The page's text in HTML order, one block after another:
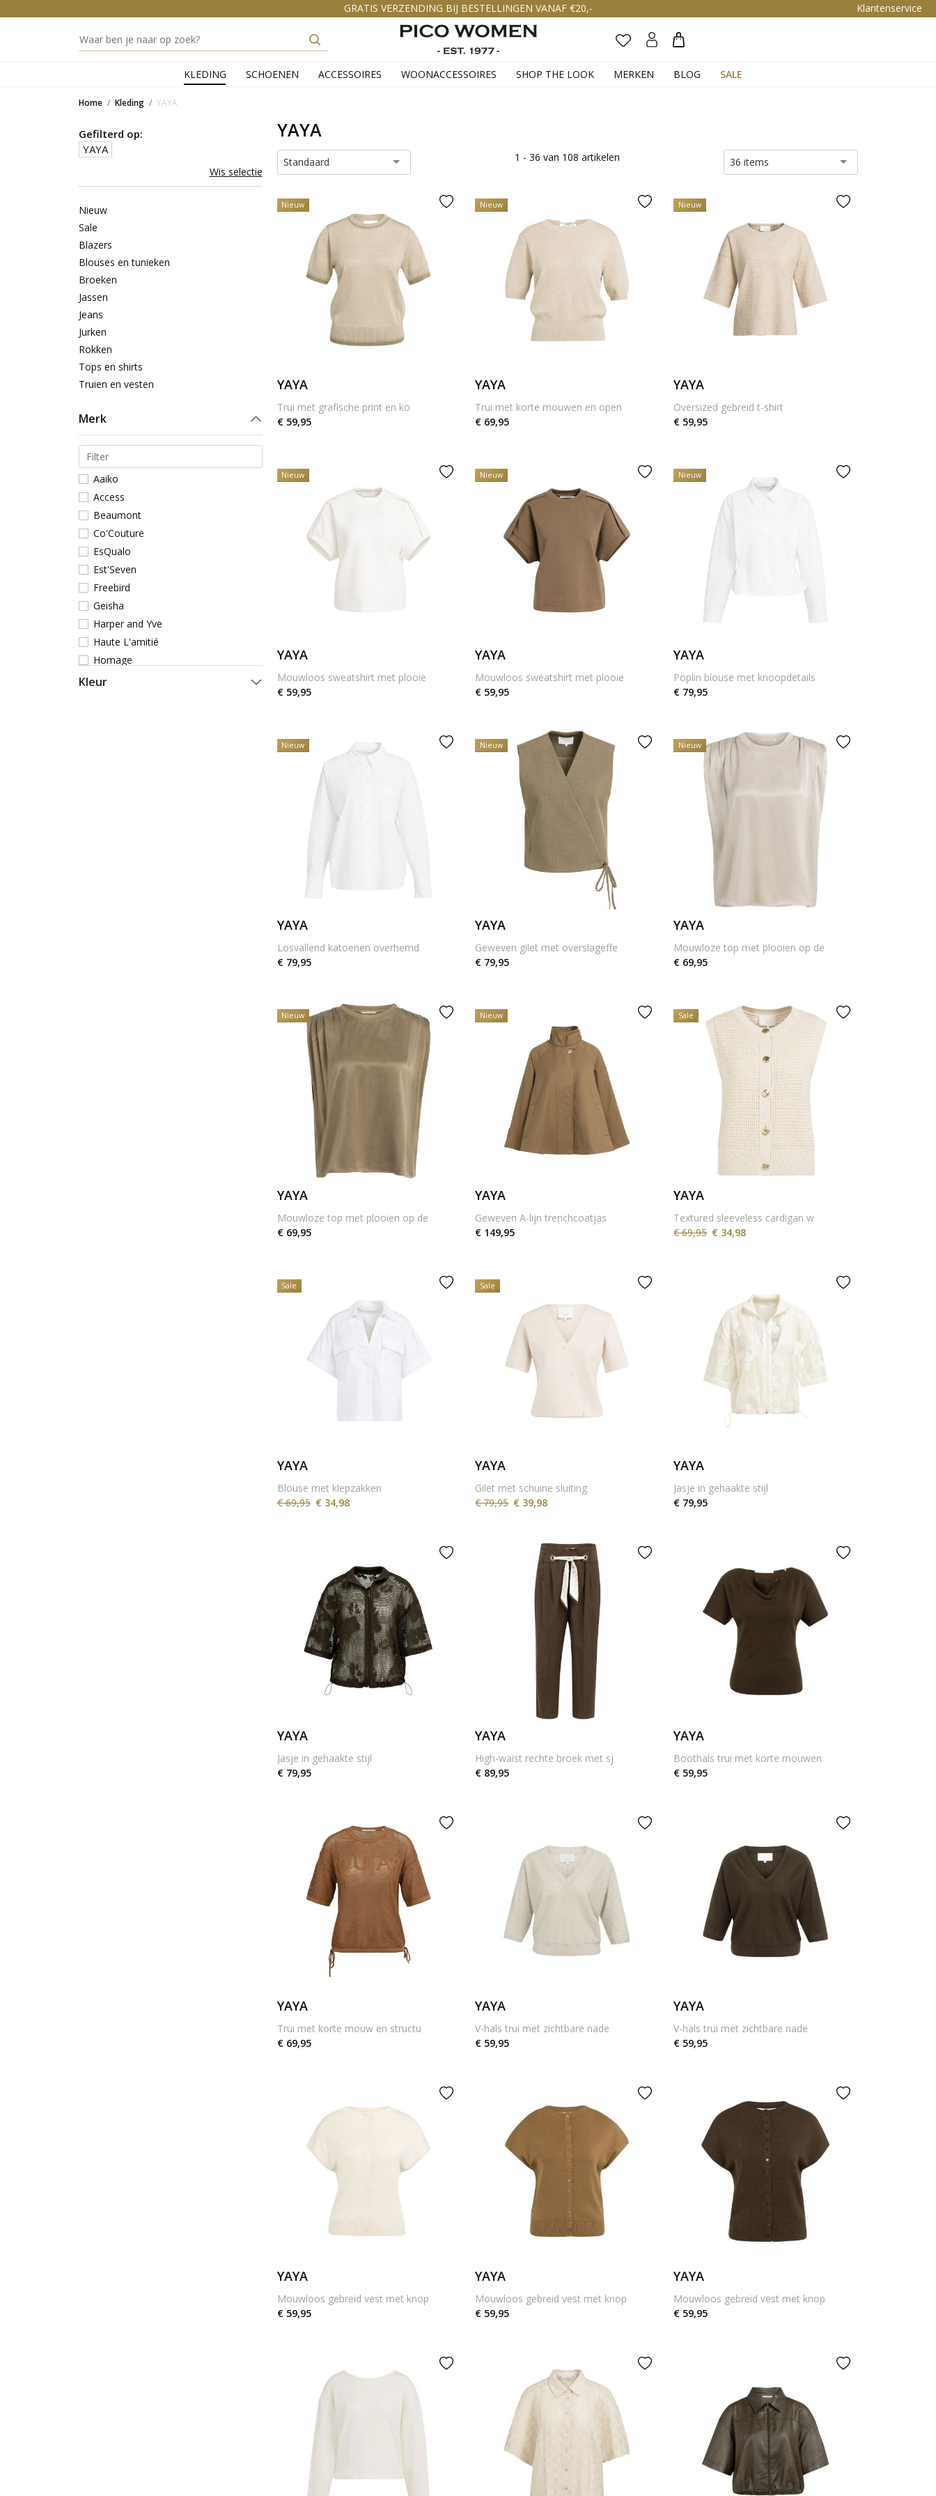
GRATIS VERZENDING BIJ BESTELLINGEN VANAF €20,- Klantenservice
KLEDING SCHOENEN ACCESSOIRES WOONACCESSOIRES SHOP THE LOOK MERKEN BLOG SALE
Zoeken
Home Kleding YAYA
Gefilterd op:
YAYA
Wis selectie
Nieuw
Sale
Blazers
Blouses en tunieken
Broeken
Jassen
Jeans
Jurken
Rokken
Tops en shirts
Truien en vesten
Merk
Aaiko
Access
Beaumont
Co'Couture
EsQualo
Est'Seven
Freebird
Geisha
Harper and Yve
Haute L'amitié
Homage
Ibana
Kleur
YAYA
Standaard 1 - 36 van 108 artikelen 36 items
Nieuw
YAYA
Trui met grafische print en ko
€ 59,95
Nieuw
YAYA
Trui met korte mouwen en open
€ 69,95
Nieuw
YAYA
Oversized gebreid t-shirt
€ 59,95
Nieuw
YAYA
Mouwloos sweatshirt met plooie
€ 59,95
Nieuw
YAYA
Mouwloos sweatshirt met plooie
€ 59,95
Nieuw
YAYA
Poplin blouse met knoopdetails
€ 79,95
Nieuw
YAYA
Losvallend katoenen overhemd
€ 79,95
Nieuw
YAYA
Geweven gilet met overslageffe
€ 79,95
Nieuw
YAYA
Mouwloze top met plooien op de
€ 69,95
Nieuw
YAYA
Mouwloze top met plooien op de
€ 69,95
Nieuw
YAYA
Geweven A-lijn trenchcoatjas
€ 149,95
Sale
YAYA
Textured sleeveless cardigan w
€ 69,95 € 34,98
Sale
YAYA
Blouse met klepzakken
€ 69,95 € 34,98
Sale
YAYA
Gilet met schuine sluiting
€ 79,95 € 39,98
YAYA
Jasje in gehaakte stijl
€ 79,95
YAYA
Jasje in gehaakte stijl
€ 79,95
YAYA
High-waist rechte broek met sj
€ 89,95
YAYA
Boothals trui met korte mouwen
€ 59,95
YAYA
Trui met korte mouw en structu
€ 69,95
YAYA
V-hals trui met zichtbare nade
€ 59,95
YAYA
V-hals trui met zichtbare nade
€ 59,95
YAYA
Mouwloos gebreid vest met knop
€ 59,95
YAYA
Mouwloos gebreid vest met knop
€ 59,95
YAYA
Mouwloos gebreid vest met knop
€ 59,95